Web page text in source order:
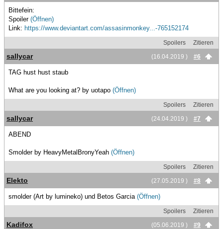
Bittefein:
Spoiler (Öffnen)
Link: https://www.deviantart.com/assasinmonkey...-765152174
Spoilers
Zitieren
(16.04.2019 )
#6
sallycar
TAG hust hust staub
What are you looking at? by uotapo (Öffnen)
Spoilers
Zitieren
(24.04.2019 )
#7
sallycar
ABEND
Smolder by HeavyMetalBronyYeah (Öffnen)
Spoilers
Zitieren
(27.05.2019 )
#8
Elekto
smolder (Art by lumineko) und Betos Garcia (Öffnen)
Spoilers
Zitieren
(05.06.2019 )
#9
Kadifox